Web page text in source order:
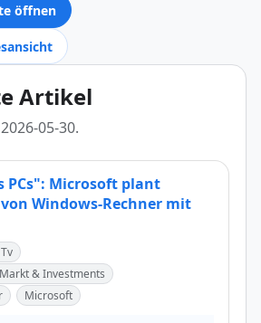
öffnen
Artikel
05-30.
PCs": Microsoft plant
Windows-Rechner mit
& Investments
Microsoft